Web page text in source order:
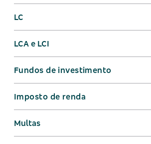
LC
LCA e LCI
Fundos de investimento
Imposto de renda
Multas